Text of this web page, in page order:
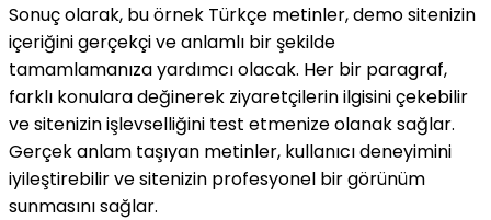
Sonuç olarak, bu örnek Türkçe metinler, demo sitenizin
içeriğini gerçekçi ve anlamlı bir şekilde
tamamlamanıza yardımcı olacak. Her bir paragraf,
farklı konulara değinerek ziyaretçilerin ilgisini çekebilir
ve sitenizin işlevselliğini test etmenize olanak sağlar.
Gerçek anlam taşıyan metinler, kullanıcı deneyimini
iyileştirebilir ve sitenizin profesyonel bir görünüm
sunmasını sağlar.